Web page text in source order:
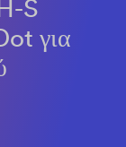
S
για